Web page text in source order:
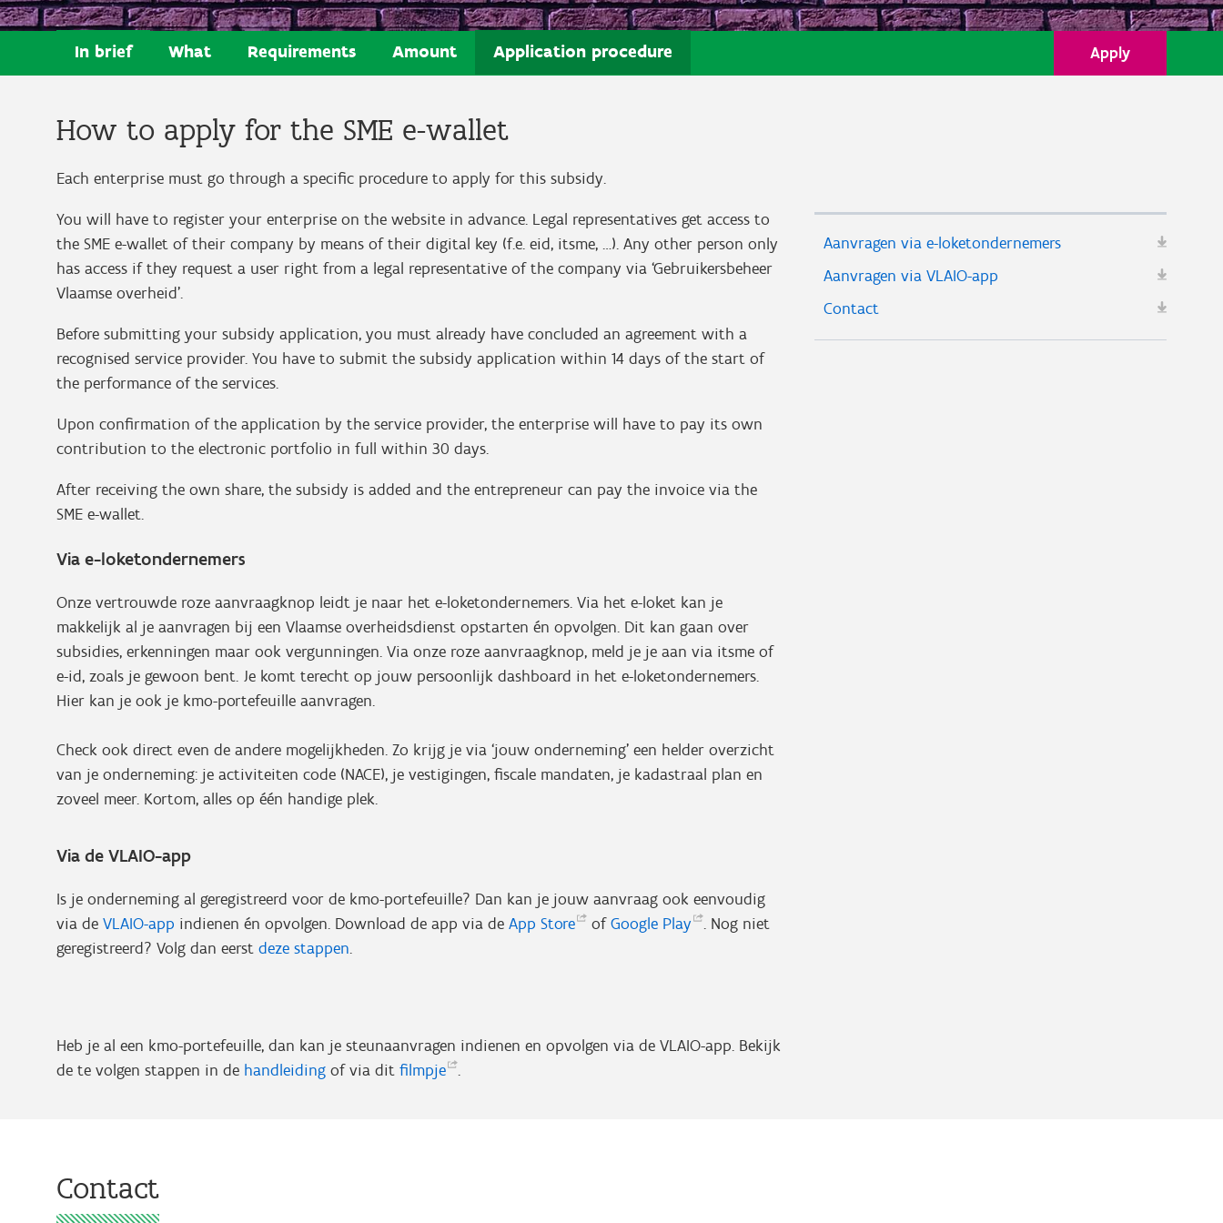
In brief What Requirements Amount Application procedure Apply
How to apply for the SME e-wallet
Each enterprise must go through a specific procedure to apply for this subsidy.
You will have to register your enterprise on the website in advance. Legal representatives get access to
the SME e-wallet of their company by means of their digital key (f.e. eid, itsme, …). Any other person only
has access if they request a user right from a legal representative of the company via ‘Gebruikersbeheer
Vlaamse overheid’.
Before submitting your subsidy application, you must already have concluded an agreement with a
recognised service provider. You have to submit the subsidy application within 14 days of the start of
the performance of the services.
Upon confirmation of the application by the service provider, the enterprise will have to pay its own
contribution to the electronic portfolio in full within 30 days.
After receiving the own share, the subsidy is added and the entrepreneur can pay the invoice via the
SME e-wallet.
Via e-loketondernemers
Onze vertrouwde roze aanvraagknop leidt je naar het e-loketondernemers. Via het e-loket kan je
makkelijk al je aanvragen bij een Vlaamse overheidsdienst opstarten én opvolgen. Dit kan gaan over
subsidies, erkenningen maar ook vergunningen. Via onze roze aanvraagknop, meld je je aan via itsme of
e-id, zoals je gewoon bent. Je komt terecht op jouw persoonlijk dashboard in het e-loketondernemers.
Hier kan je ook je kmo-portefeuille aanvragen.
Check ook direct even de andere mogelijkheden. Zo krijg je via ‘jouw onderneming’ een helder overzicht
van je onderneming: je activiteiten code (NACE), je vestigingen, fiscale mandaten, je kadastraal plan en
zoveel meer. Kortom, alles op één handige plek.
Via de VLAIO-app
Is je onderneming al geregistreerd voor de kmo-portefeuille? Dan kan je jouw aanvraag ook eenvoudig
via de VLAIO-app indienen én opvolgen. Download de app via de App Store ofGoogle Play . Nog niet
geregistreerd? Volg dan eerst deze stappen.
Heb je al een kmo-portefeuille, dan kan je steunaanvragen indienen en opvolgen via de VLAIO-app. Bekijk
de te volgen stappen in de handleiding of via dit filmpje .
Aanvragen via e-loketondernemers
Aanvragen via VLAIO-app
Contact
Contact